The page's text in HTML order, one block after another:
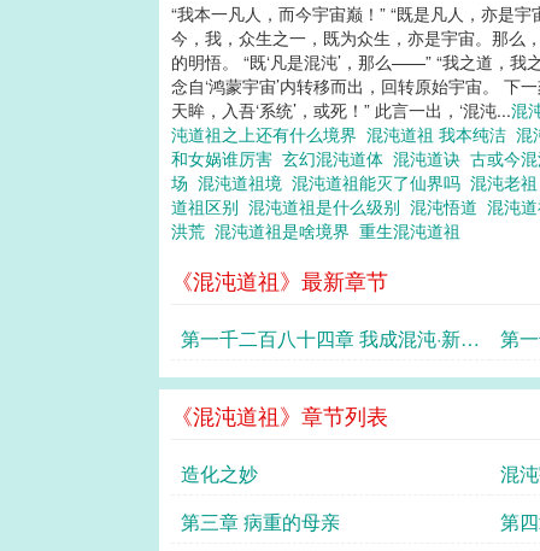
“我本一凡人，而今宇宙巅！” “既是凡人，亦是
今，我，众生之一，既为众生，亦是宇宙。那么
的明悟。 “既‘凡是混沌’，那么——” “我之道，
念自‘鸿蒙宇宙’内转移而出，回转原始宇宙。 下
天眸，入吾‘系统’，或死！” 此言一出，‘混沌...混
沌道祖之上还有什么境界 混沌道祖 我本纯洁 混
和女娲谁厉害 玄幻混沌道体 混沌道诀 古或今
场 混沌道祖境 混沌道祖能灭了仙界吗 混沌老
道祖区别 混沌道祖是什么级别 混沌悟道 混沌
洪荒 混沌道祖是啥境界 重生混沌道祖
《混沌道祖》最新章节
第一千二百八十四章 我成混沌·新宇
宙
第
《混沌道祖》章节列表
造化之妙
混
第三章 病重的母亲
第